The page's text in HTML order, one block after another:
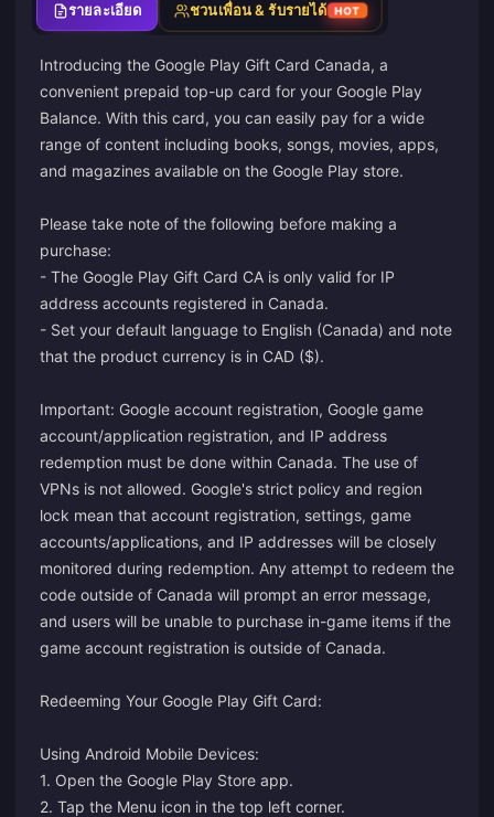
รายละเอียด ชวนเพื่อน & รับรายได้ HOT
Introducing the Google Play Gift Card Canada, a
convenient prepaid top-up card for your Google Play
Balance. With this card, you can easily pay for a wide
range of content including books, songs, movies, apps,
and magazines available on the Google Play store.
Please take note of the following before making a
purchase:
- The Google Play Gift Card CA is only valid for IP
address accounts registered in Canada.
- Set your default language to English (Canada) and note
that the product currency is in CAD ($).
Important: Google account registration, Google game
account/application registration, and IP address
redemption must be done within Canada. The use of
VPNs is not allowed. Google's strict policy and region
lock mean that account registration, settings, game
accounts/applications, and IP addresses will be closely
monitored during redemption. Any attempt to redeem the
code outside of Canada will prompt an error message,
and users will be unable to purchase in-game items if the
game account registration is outside of Canada.
Redeeming Your Google Play Gift Card:
Using Android Mobile Devices:
1. Open the Google Play Store app.
2. Tap the Menu icon in the top left corner.